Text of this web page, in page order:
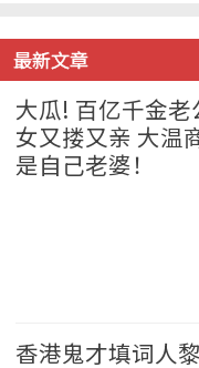
最新文章
大瓜! 百亿千金
女又搂又亲 大温
是自己老婆！
香港鬼才填词人